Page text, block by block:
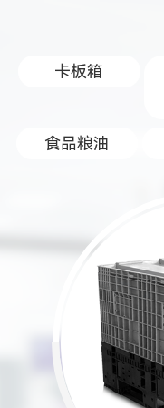
卡板箱
食品粮油